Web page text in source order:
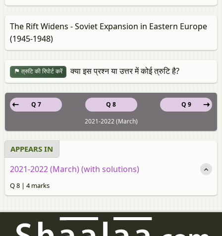
The Rift Widens - Soviet Expansion in Eastern Europe
(1945-1948)
त्रुटि की रिपोर्ट करें क्या इस प्रश्न या उत्तर में कोई त्रुटि है?
Q 8
Q 7
Q 9
2021-2022 (March)
APPEARS IN
2021-2022 (March) (with solutions)
Q 8 | 4 marks